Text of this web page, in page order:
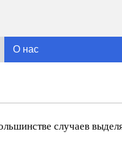
О нас
случаев